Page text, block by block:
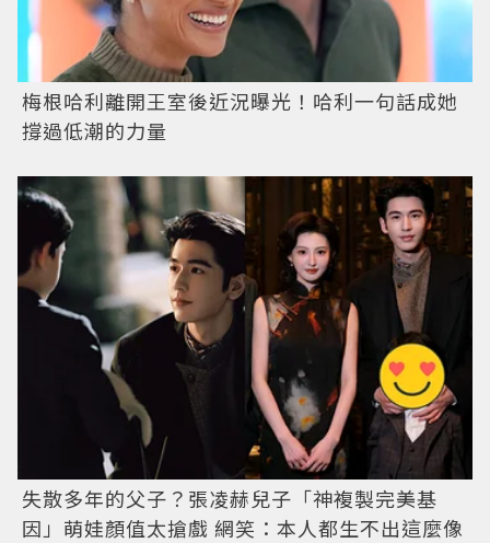
梅根哈利離開王室後近況曝光！哈利一句話成她
撐過低潮的力量
失散多年的父子？張凌赫兒子「神複製完美基
因」萌娃顏值太搶戲 網笑：本人都生不出這麼像